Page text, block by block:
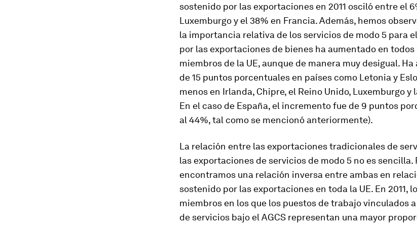
sostenido por las exportaciones en 2011 osciló entre el
Luxemburgo y el 38% en Francia. Además, hemos
la importancia relativa de los servicios de modo 5 para
por las exportaciones de bienes ha aumentado en todos
miembros de la UE, aunque de manera muy desigual.
de 15 puntos porcentuales en países como Letonia y
menos en Irlanda, Chipre, el Reino Unido, Luxemburgo y
En el caso de España, el incremento fue de 9 puntos
al 44%, tal como se mencionó anteriormente).
La relación entre las exportaciones tradicionales de
las exportaciones de servicios de modo 5 no es sencilla.
encontramos una relación inversa entre ambas en
sostenido por las exportaciones en toda la UE. En 2011,
miembros en los que los puestos de trabajo vinculados
de servicios bajo el AGCS representan una mayor